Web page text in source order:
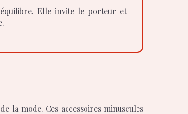
la mode. Ces accessoires minuscules